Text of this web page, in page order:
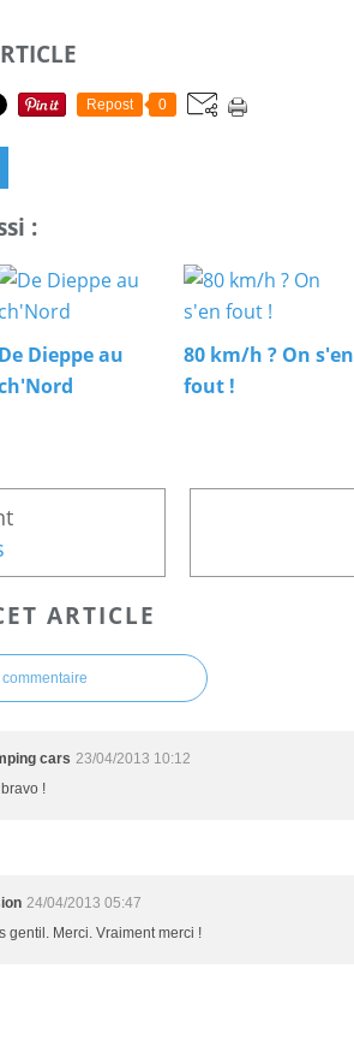
Repost 0
:
De Dieppe au
80 km/h ? On s'en
fout !
ARTICLE
cars 23/04/2013 10:12
!
24/04/2013 05:47
gentil. Merci. Vraiment merci !